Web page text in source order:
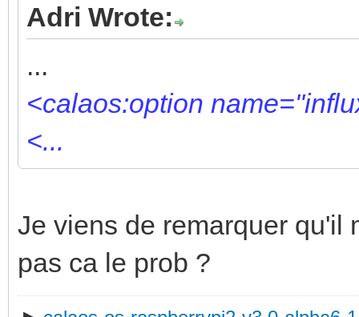
Adri Wrote:
...
<calaos:option
<...
Je viens de remarquer qu'il
pas ca le prob ?